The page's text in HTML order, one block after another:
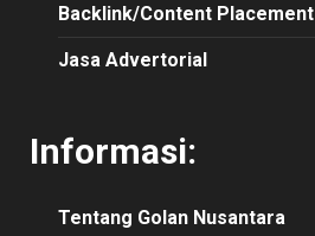
Backlink/Content Placement
Jasa Advertorial
Informasi:
Tentang Golan Nusantara